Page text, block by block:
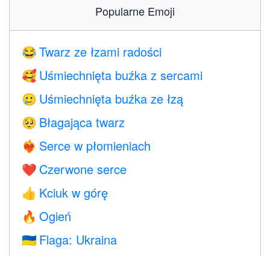
Popularne Emoji
😂 Twarz ze łzami radości
🥰 Uśmiechnięta buźka z sercami
🥲 Uśmiechnięta buźka ze łzą
🥺 Błagająca twarz
❤️‍🔥 Serce w płomieniach
❤️ Czerwone serce
👍 Kciuk w górę
🔥 Ogień
🇺🇦 Flaga: Ukraina